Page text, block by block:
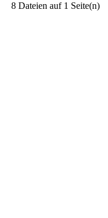
8 Dateien auf 1 Seite(n)